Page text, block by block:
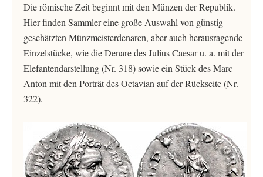
Die römische Zeit beginnt mit den Münzen der Republik.
Hier finden Sammler eine große Auswahl von günstig
geschätzten Münzmeisterdenaren, aber auch herausragende
Einzelstücke, wie die Denare des Julius Caesar u. a. mit der
Elefantendarstellung (Nr. 318) sowie ein Stück des Marc
Anton mit den Porträt des Octavian auf der Rückseite (Nr.
322).